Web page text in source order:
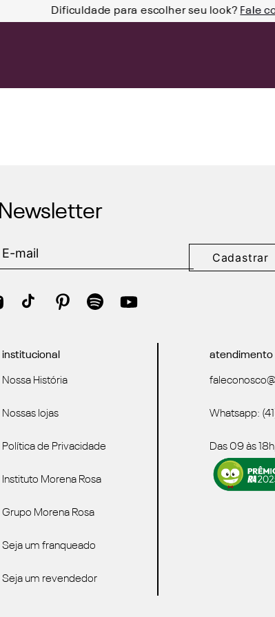
Dificuldade para escolher seu look? Fale
Newsletter
Cadastrar
institucional
Nossa História
Nossas lojas
Política de Privacidade
Instituto Morena Rosa
Grupo Morena Rosa
Seja um franqueado
Seja um revendedor
atendimento
Whatsapp:
Das 09 às